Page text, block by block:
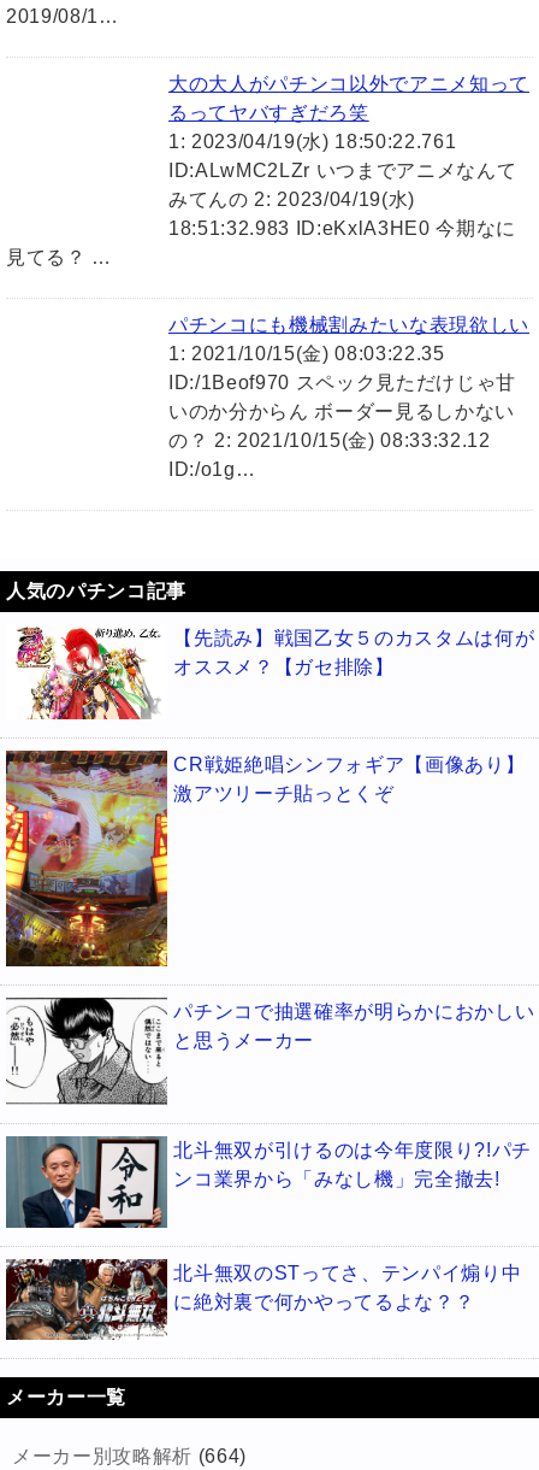
2019/08/1…
大の大人がパチンコ以外でアニメ知って
るってヤバすぎだろ笑
1: 2023/04/19(水) 18:50:22.761
ID:ALwMC2LZr いつまでアニメなんて
みてんの 2: 2023/04/19(水)
18:51:32.983 ID:eKxlA3HE0 今期なに
見てる？ …
パチンコにも機械割みたいな表現欲しい
1: 2021/10/15(金) 08:03:22.35
ID:/1Beof970 スペック見ただけじゃ甘
いのか分からん ボーダー見るしかない
の？ 2: 2021/10/15(金) 08:33:32.12
ID:/o1g…
人気のパチンコ記事
【先読み】戦国乙女５のカスタムは何が
オススメ？【ガセ排除】
CR戦姫絶唱シンフォギア【画像あり】
激アツリーチ貼っとくぞ
パチンコで抽選確率が明らかにおかしい
と思うメーカー
北斗無双が引けるのは今年度限り?!パチ
ンコ業界から「みなし機」完全撤去!
北斗無双のSTってさ、テンパイ煽り中
に絶対裏で何かやってるよな？？
メーカー一覧
メーカー別攻略解析 (664)